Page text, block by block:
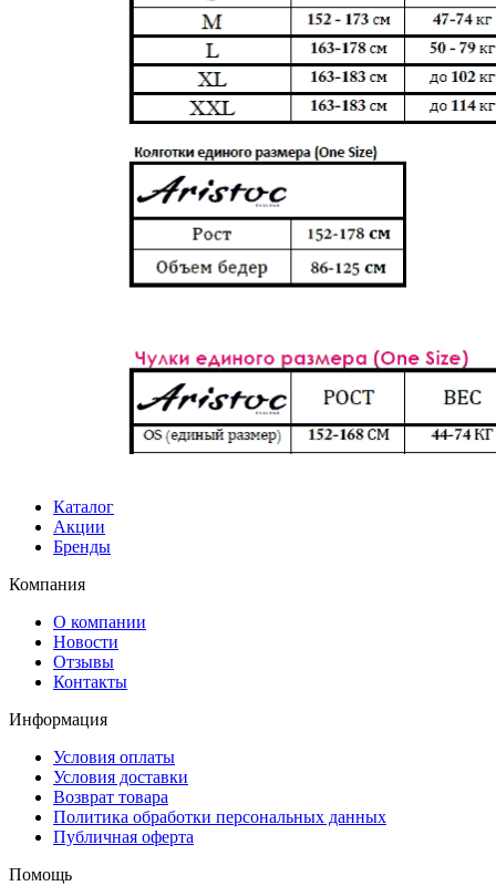
Каталог
Акции
Бренды
Компания
О компании
Новости
Отзывы
Контакты
Информация
Условия оплаты
Условия доставки
Возврат товара
Политика обработки персональных данных
Публичная оферта
Помощь